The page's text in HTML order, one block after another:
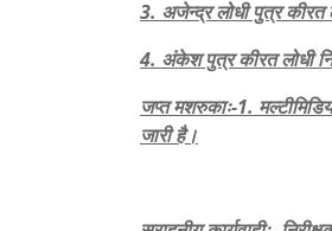
3. अजेन्द्र लोधी पुत्र कीरत
4. अंकेश पुत्र कीरत लोधी
जप्त मशरुकाः-1.
जारी है।